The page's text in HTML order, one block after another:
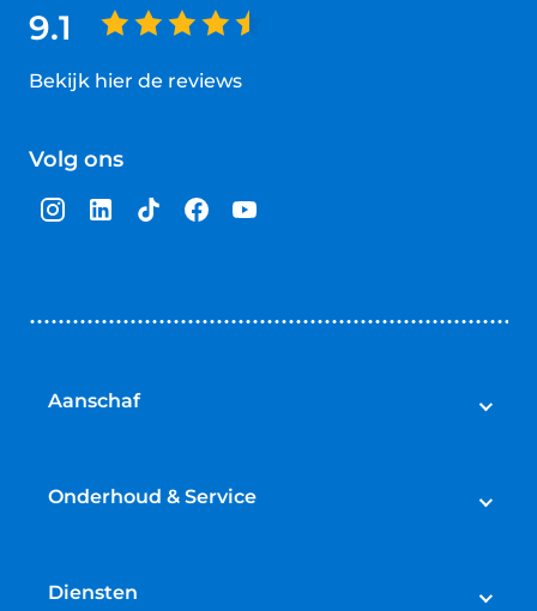
9.1
Bekijk hier de reviews
van
sterren
Volg ons
Aanschaf
Bedrijfswagens
Onderhoud & Service
APK
Diensten